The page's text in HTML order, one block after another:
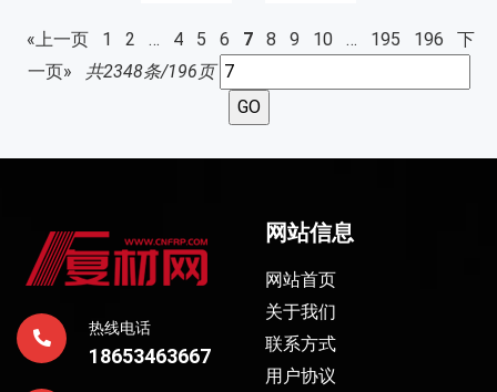
«上一页 1 2 … 4 5 6 7 8 9 10 … 195 196
下
一页»
共2348条/196页
热线电话
18653463667
网站信息
网站首页
关于我们
联系方式
用户协议